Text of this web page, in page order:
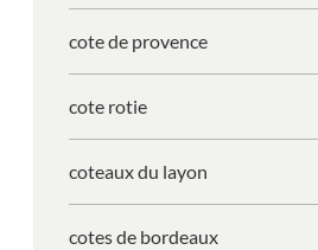
cote de provence
cote rotie
coteaux du layon
cotes de bordeaux